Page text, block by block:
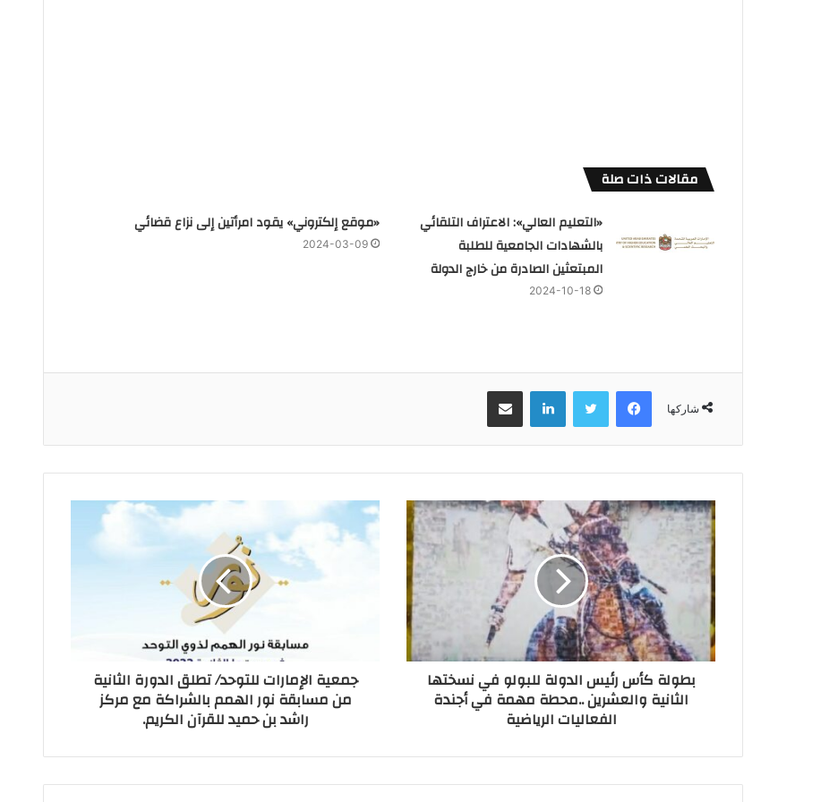
مقالات ذات صلة
«التعليم العالي»: الاعتراف التلقائي
بالشهادات الجامعية للطلبة
المبتعثين الصادرة من خارج الدولة
2024-10-18
«موقع إلكتروني» يقود امرأتين إلى نزاع قضائي
2024-03-09
شاركها
فيسبوك تويتر لينكدإن مشاركة عبر البريد
بطولة كأس رئيس الدولة للبولو في نسختها
الثانية والعشرين ..محطة مهمة في أجندة
الفعاليات الرياضية
جمعية الإمارات للتوحد/ تطلق الدورة الثانية
من مسابقة نور الهمم بالشراكة مع مركز
راشد بن حميد للقرآن الكريم.